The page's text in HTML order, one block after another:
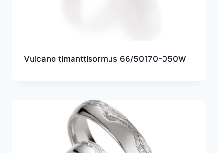
Vulcano timanttisormus 66/50170-050W